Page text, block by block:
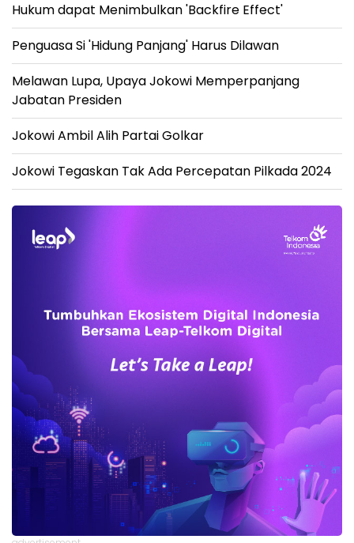
Hukum dapat Menimbulkan 'Backfire Effect'
Penguasa Si 'Hidung Panjang' Harus Dilawan
Melawan Lupa, Upaya Jokowi Memperpanjang
Jabatan Presiden
Jokowi Ambil Alih Partai Golkar
Jokowi Tegaskan Tak Ada Percepatan Pilkada 2024